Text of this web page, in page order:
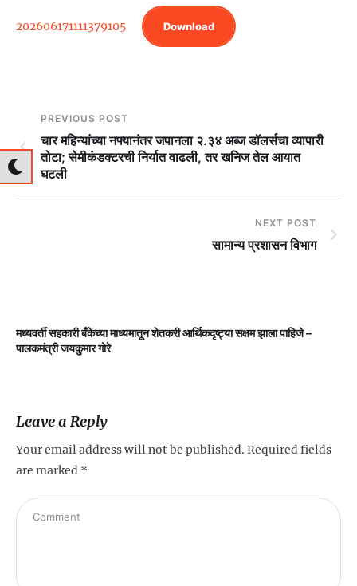
202606171111379105 Download
PREVIOUS POST
चार महिन्यांच्या नफ्यानंतर जपानला २.३४ अब्ज डॉलर्सचा व्यापारी
तोटा; सेमीकंडक्टरची निर्यात वाढली, तर खनिज तेल आयात
घटली
NEXT POST
सामान्य प्रशासन विभाग
मध्यवर्ती सहकारी बँकेच्या माध्यमातून शेतकरी आर्थिकदृष्ट्या सक्षम झाला पाहिजे –
पालकमंत्री जयकुमार गोरे
Leave a Reply
Your email address will not be published. Required fields
are marked *